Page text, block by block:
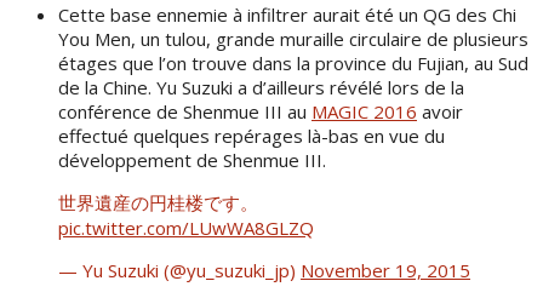
Cette base ennemie à infiltrer aurait été un QG des Chi
You Men, un tulou, grande muraille circulaire de plusieurs
étages que l’on trouve dans la province du Fujian, au Sud
de la Chine. Yu Suzuki a d’ailleurs révélé lors de la
conférence de Shenmue III au MAGIC 2016 avoir
effectué quelques repérages là-bas en vue du
développement de Shenmue III.
世界遺産の円桂楼です。
pic.twitter.com/LUwWA8GLZQ
— Yu Suzuki (@yu_suzuki_jp) November 19, 2015